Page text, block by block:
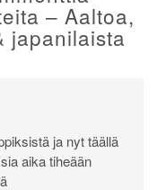
– Aaltoa,
japanilaista
ja nyt täällä
aika tiheään